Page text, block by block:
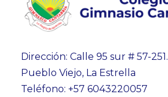
Dirección: Calle 95 sur # 57-251.
Pueblo Viejo, La Estrella
Teléfono: +57 6043220057